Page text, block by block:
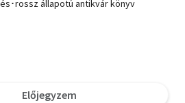
･rossz állapotú antikvár könyv
Előjegyzem